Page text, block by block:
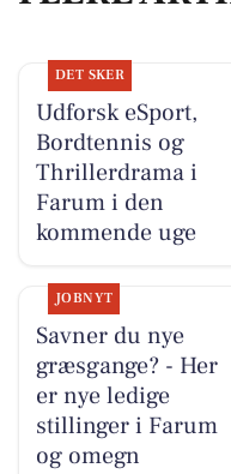
DET SKER
Udforsk eSport,
Bordtennis og
Thrillerdrama i
Farum i den
kommende uge
JOBNYT
Savner du nye
græsgange? - Her
er nye ledige
stillinger i Farum
og omegn